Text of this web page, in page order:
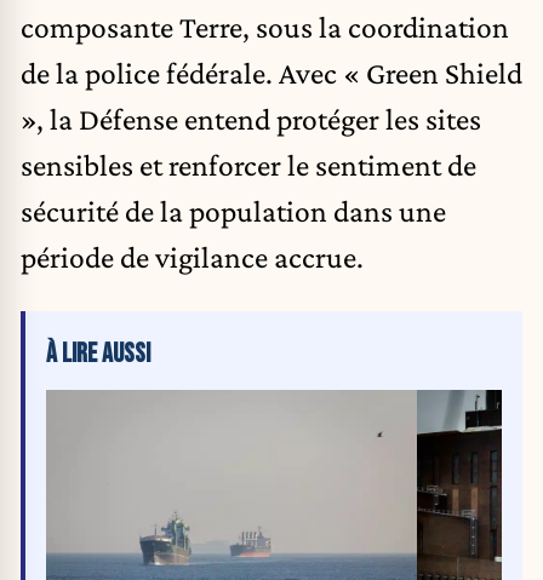
composante Terre, sous la coordination
de la police fédérale. Avec « Green Shield
», la Défense entend protéger les sites
sensibles et renforcer le sentiment de
sécurité de la population dans une
période de vigilance accrue.
À LIRE AUSSI